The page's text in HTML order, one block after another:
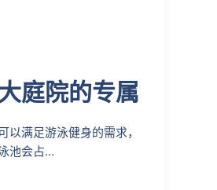
庭院的专属
满足游泳健身的需求，
池会占…